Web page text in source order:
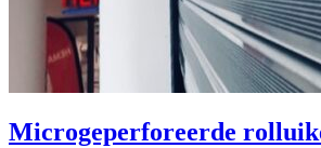
Microgeperforeerde